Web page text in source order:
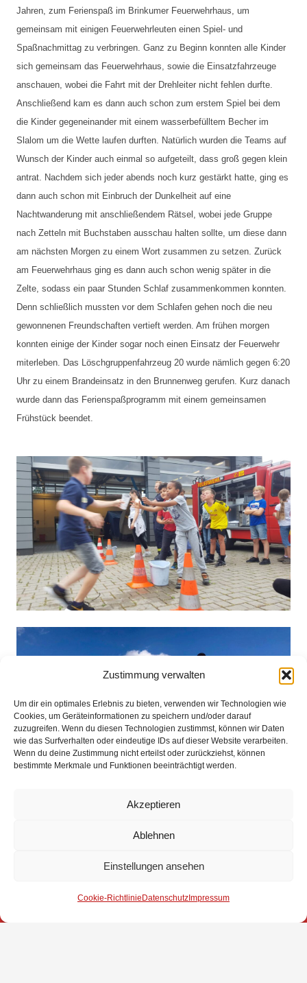
Zustimmung verwalten
Um dir ein optimales Erlebnis zu bieten, verwenden wir Technologien wie
Cookies, um Geräteinformationen zu speichern und/oder darauf
zuzugreifen. Wenn du diesen Technologien zustimmst, können wir Daten
wie das Surfverhalten oder eindeutige IDs auf dieser Website verarbeiten.
Wenn du deine Zustimmung nicht erteilst oder zurückziehst, können
bestimmte Merkmale und Funktionen beeinträchtigt werden.
Akzeptieren
Ablehnen
Einstellungen ansehen
Cookie-Richtlinie Datenschutz Impressum
Jahren, zum Ferienspaß im Brinkumer Feuerwehrhaus, um
gemeinsam mit einigen Feuerwehrleuten einen Spiel- und
Spaßnachmittag zu verbringen. Ganz zu Beginn konnten alle Kinder
sich gemeinsam das Feuerwehrhaus, sowie die Einsatzfahrzeuge
anschauen, wobei die Fahrt mit der Drehleiter nicht fehlen durfte.
Anschließend kam es dann auch schon zum erstem Spiel bei dem
die Kinder gegeneinander mit einem wasserbefülltem Becher im
Slalom um die Wette laufen durften. Natürlich wurden die Teams auf
Wunsch der Kinder auch einmal so aufgeteilt, dass groß gegen klein
antrat. Nachdem sich jeder abends noch kurz gestärkt hatte, ging es
dann auch schon mit Einbruch der Dunkelheit auf eine
Nachtwanderung mit anschließendem Rätsel, wobei jede Gruppe
nach Zetteln mit Buchstaben ausschau halten sollte, um diese dann
am nächsten Morgen zu einem Wort zusammen zu setzen. Zurück
am Feuerwehrhaus ging es dann auch schon wenig später in die
Zelte, sodass ein paar Stunden Schlaf zusammenkommen konnten.
Denn schließlich mussten vor dem Schlafen gehen noch die neu
gewonnenen Freundschaften vertieft werden. Am frühen morgen
konnten einige der Kinder sogar noch einen Einsatz der Feuerwehr
miterleben. Das Löschgruppenfahrzeug 20 wurde nämlich gegen 6:20
Uhr zu einem Brandeinsatz in den Brunnenweg gerufen. Kurz danach
wurde dann das Ferienspaßprogramm mit einem gemeinsamen
Frühstück beendet.